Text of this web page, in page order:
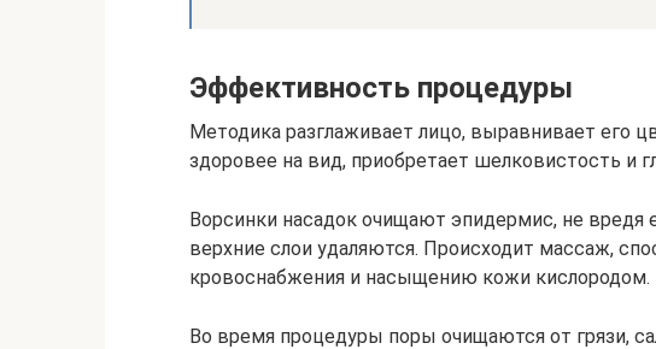
Эффективность процедуры
Методика разглаживает лицо, выравнивает его
здоровее на вид, приобретает шелковистость и
Ворсинки насадок очищают эпидермис, не вредя
верхние слои удаляются. Происходит массаж,
кровоснабжения и насыщению кожи кислородом.
Во время процедуры поры очищаются от грязи,